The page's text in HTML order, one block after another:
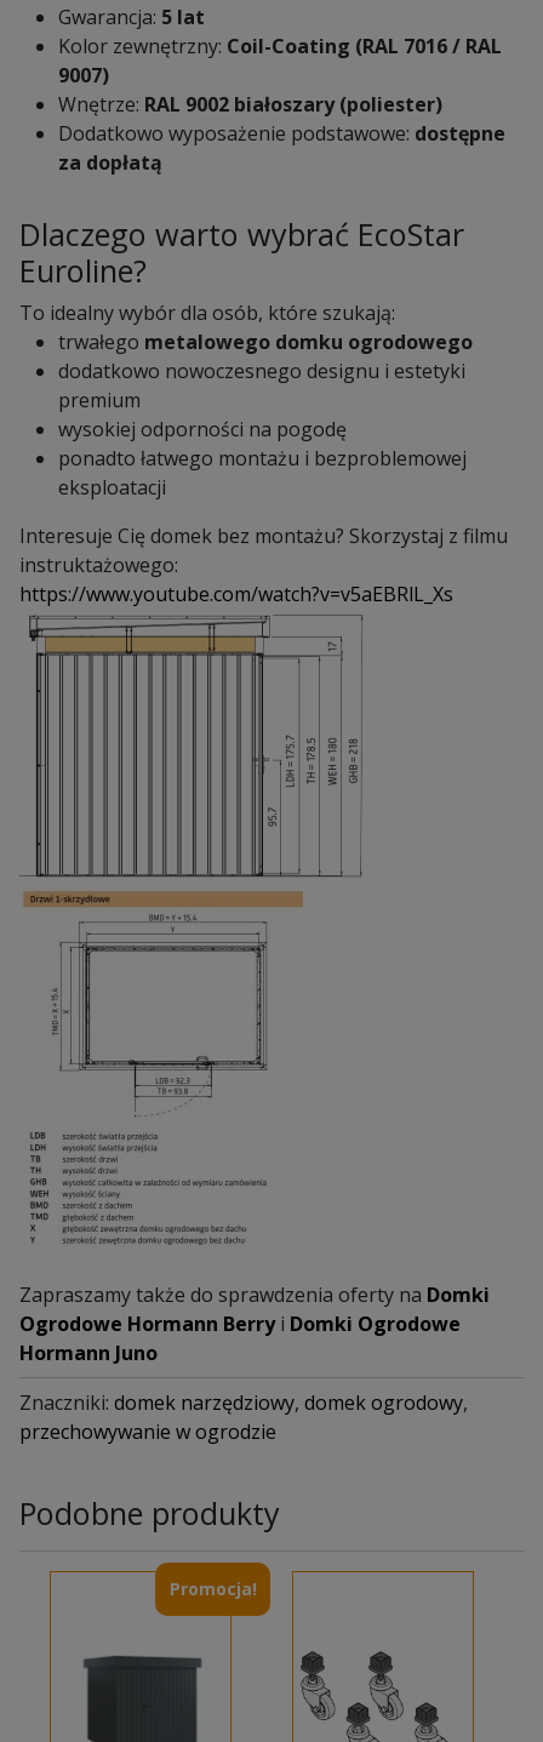
Gwarancja: 5 lat
Kolor zewnętrzny: Coil-Coating (RAL 7016 / RAL
9007)
Wnętrze: RAL 9002 białoszary (poliester)
Dodatkowo wyposażenie podstawowe: dostępne
za dopłatą
Dlaczego warto wybrać EcoStar
Euroline?
To idealny wybór dla osób, które szukają:
trwałego metalowego domku ogrodowego
dodatkowo nowoczesnego designu i estetyki
premium
wysokiej odporności na pogodę
ponadto łatwego montażu i bezproblemowej
eksploatacji
Interesuje Cię domek bez montażu? Skorzystaj z filmu
instruktażowego:
https://www.youtube.com/watch?v=v5aEBRlL_Xs
Zapraszamy także do sprawdzenia oferty na Domki
Ogrodowe Hormann Berryi Domki Ogrodowe
Hormann Juno
Znaczniki: domek narzędziowy, domek ogrodowy,
przechowywanie w ogrodzie
Podobne produkty
Promocja!